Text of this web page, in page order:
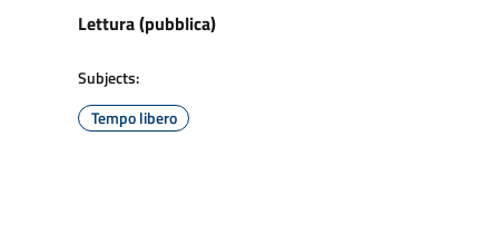
Lettura (pubblica)
Subjects:
Tempo libero